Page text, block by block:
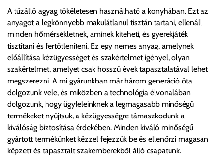
Cím:1133 Budapest, Váci út 100.
Szállítási díjak:
Az oldalunkon rendelés esetén, amennyiben szállítást is kér,
úgy esetenként több lehetőséget ajánl fel a program. Kérjük, a
vásárolt árú figyelembevételével az önnek megfelelő szállítási
költséget válassza ki.
Amennyiben nem biztos választásában, vagy a program
automatikusan nem ajánl fel szállítási költséget, úgy válassza
a 0.- forintos szállítást, kollégáink megvizsgálják a vásárolt
termék adatait, majd visszaigazolják a szállítás költségét.
A tűzálló agyag tökéletesen használható a konyhában. Ezt az
anyagot a legkönnyebb makulátlanul tisztán tartani, ellenáll
minden hőmérsékletnek, aminek kiteheti, és gyerekjáték
tisztítani és fertőtleníteni. Ez egy nemes anyag, amelynek
előállítása kézügyességet és szakértelmet igényel, olyan
szakértelmet, amelyet csak hosszú évek tapasztalatával lehet
megszerezni. A mi gyárunkban már három generáció óta
dolgozunk vele, és miközben a technológia élvonalában
dolgozunk, hogy ügyfeleinknek a legmagasabb minőségű
termékeket nyújtsuk, a kézügyességre támaszkodunk a
kiválóság biztosítása érdekében. Minden kiváló minőségű
gyártott termékünket kézzel fejezzük be és ellenőrzi magasan
képzett és tapasztalt szakemberekből álló csapatunk.